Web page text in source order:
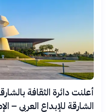
أعلنت دائرة الثقافة